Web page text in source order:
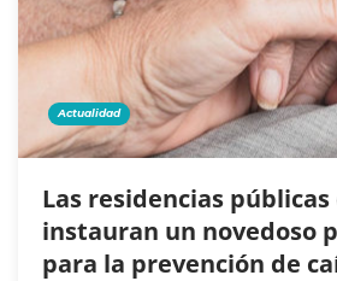
Actualidad
Las residencias
instauran un novedoso
para la prevención de